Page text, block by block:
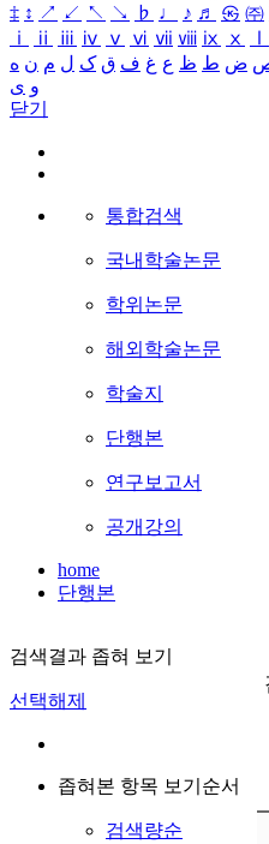
‡ ↕ ↗ ↙ ↖ ↘ ♭ ♩ ♪ ♬ ㉿ ㈜
ⅰ
ⅱ ⅲ ⅳ ⅴ ⅵ ⅶ ⅷ ⅸ ⅹ
ض ط ظ ع غ ف ق ک ل م ن ه
و ی
닫기
통합검색
국내학술논문
학위논문
해외학술논문
학술지
단행본
연구보고서
공개강의
home
단행본
검색결과 좁혀 보기
선택해제
좁혀본 항목 보기순서
검색량순